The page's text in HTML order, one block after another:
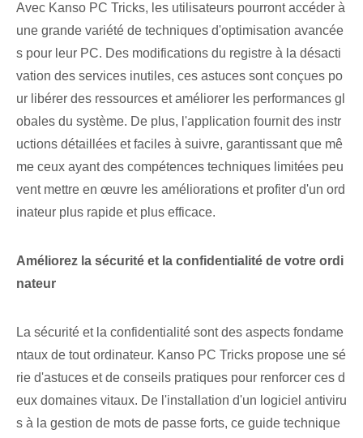
Avec Kanso PC Tricks, les utilisateurs pourront accéder à
une grande variété de techniques d'optimisation avancée
s pour leur PC. Des modifications du registre à la désacti
vation des services inutiles, ces astuces sont conçues po
ur libérer des ressources et améliorer les performances gl
obales du système. De plus, l'application fournit des instr
uctions détaillées et faciles à suivre, garantissant que mê
me ceux ayant des compétences techniques limitées peu
vent mettre en œuvre les améliorations et profiter d'un ord
inateur plus rapide et plus efficace.
Améliorez la sécurité et la confidentialité de votre ordi
nateur
La sécurité et la confidentialité sont des aspects fondame
ntaux de tout ordinateur. Kanso PC Tricks propose une sé
rie d'astuces et de conseils pratiques pour renforcer ces d
eux domaines vitaux. De l'installation d'un logiciel antiviru
s à la gestion de mots de passe forts, ce guide technique